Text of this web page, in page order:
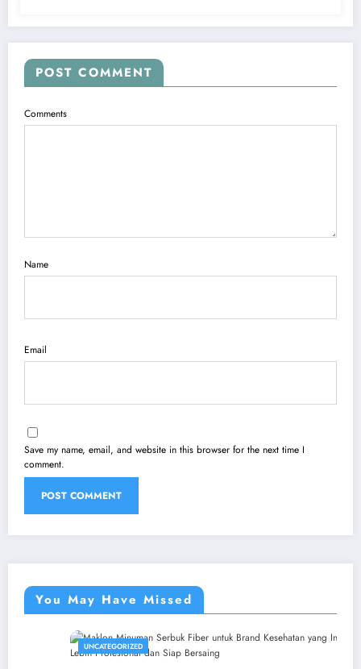
POST COMMENT
Comments
Name
Email
Save my name, email, and website in this browser for the next time I
comment.
You May Have Missed
UNCATEGORIZED